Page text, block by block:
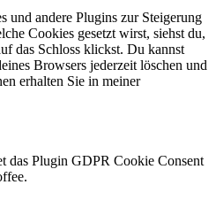
und andere Plugins zur Steigerung
Cookies gesetzt wirst, siehst du,
das Schloss klickst. Du kannst
Browsers jederzeit löschen und
erhalten Sie in meiner
das Plugin GDPR Cookie Consent